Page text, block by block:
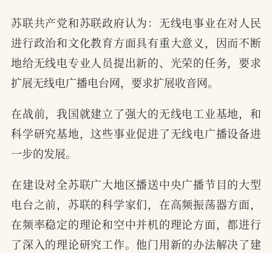
苏联共产党和苏联政府认为：无线电事业在对人民
进行政治和文化教育方面具有重大意义，因而不断
地给无线电专业人员提出新的、光荣的任务，要求
扩展无线电广播电台网，要求扩展收音网。
在战前，我国就建立了强大的无线电工业基地，和
科学研究基地，这些事业促进了无线电广播设备进
一步的发展。
在建设对全苏联广大地区播送中央广播节目的大型
电台之前，苏联的科学家们，在高频振荡器方面，
在频率稳定的理论和空中并机的理论方面，都进行
了深入的理论研究工作。他门用新的办法解决了建